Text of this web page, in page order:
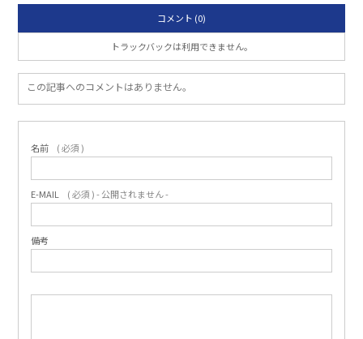
コメント (0)
トラックバックは利用できません。
この記事へのコメントはありません。
名前 ( 必須 )
E-MAIL ( 必須 ) - 公開されません -
備考